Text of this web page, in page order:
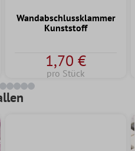
Wandabschlussklammer
Kunststoff
1,70 €
pro Stück